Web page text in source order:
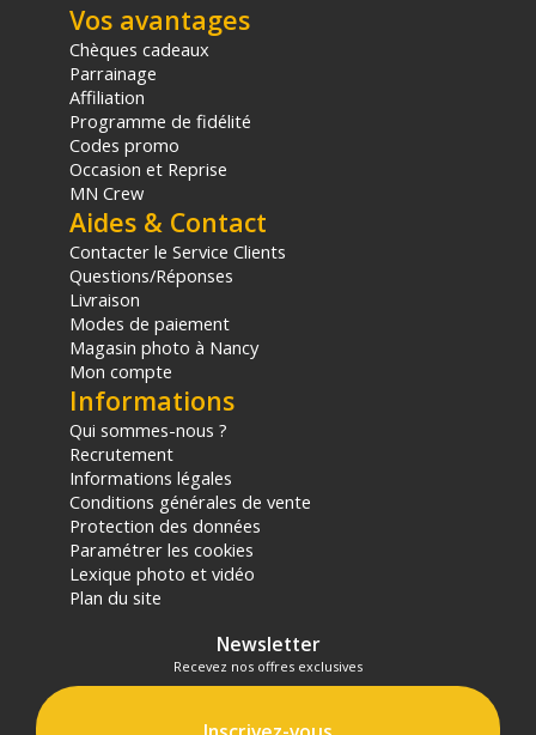
Vos avantages
Chèques cadeaux
Parrainage
Affiliation
Programme de fidélité
Codes promo
Occasion et Reprise
MN Crew
Aides & Contact
Contacter le Service Clients
Questions/Réponses
Livraison
Modes de paiement
Magasin photo à Nancy
Mon compte
Informations
Qui sommes-nous ?
Recrutement
Informations légales
Conditions générales de vente
Protection des données
Paramétrer les cookies
Lexique photo et vidéo
Plan du site
Newsletter
Recevez nos offres exclusives